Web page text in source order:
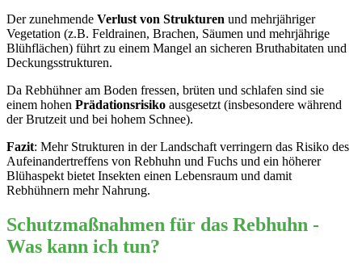
Der zunehmende Verlust von Strukturen und mehrjähriger
Vegetation (z.B. Feldrainen, Brachen, Säumen und mehrjährige
Blühflächen) führt zu einem Mangel an sicheren Bruthabitaten und
Deckungsstrukturen.
Da Rebhühner am Boden fressen, brüten und schlafen sind sie
einem hohen Prädationsrisiko ausgesetzt (insbesondere während
der Brutzeit und bei hohem Schnee).
Fazit: Mehr Strukturen in der Landschaft verringern das Risiko des
Aufeinandertreffens von Rebhuhn und Fuchs und ein höherer
Blühaspekt bietet Insekten einen Lebensraum und damit
Rebhühnern mehr Nahrung.
Schutzmaßnahmen für das Rebhuhn -
Was kann ich tun?